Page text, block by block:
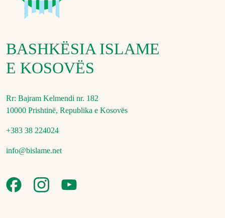
BASHKËSIA ISLAME
E KOSOVËS
Rr: Bajram Kelmendi nr. 182
10000 Prishtinë, Republika e Kosovës
+383 38 224024
info@bislame.net